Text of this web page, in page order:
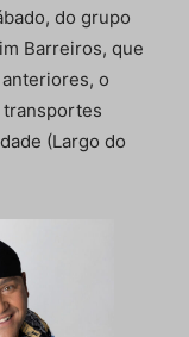
do grupo
Barreiros, que
o
(Largo do